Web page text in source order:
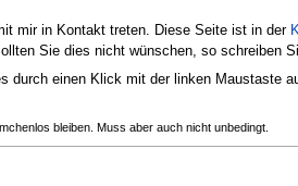
mir in Kontakt treten. Diese Seite ist in der
Sie dies nicht wünschen, so schreiben
einen Klick mit der linken Maustaste
bleiben. Muss aber auch nicht unbedingt.